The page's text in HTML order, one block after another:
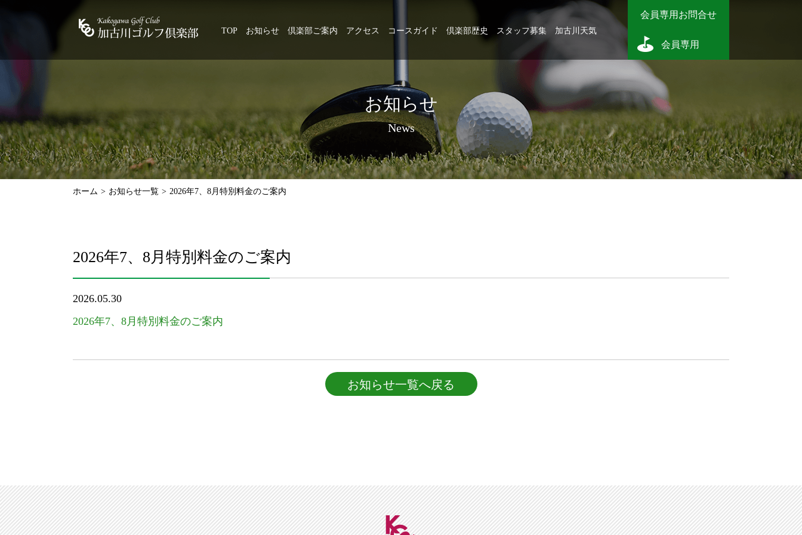
TOP お知らせ 倶楽部ご案内 アクセス コースガイド 倶楽部歴史 スタッフ募集 加古川天気
会員専用お問合せ
会員専用
お知らせ
News
ホーム お知らせ一覧 2026年7、8月特別料金のご案内
2026年7、8月特別料金のご案内
2026.05.30
2026年7、8月特別料金のご案内
お知らせ一覧へ戻る